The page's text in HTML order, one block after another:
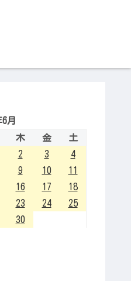
月
木 金
土
2 3
4
9 10
11
16 17
18
23 24
25
30